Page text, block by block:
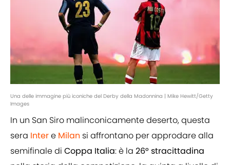
Una delle immagine più iconiche del Derby della Madonnina | Mike Hewitt/Getty
Images
In un San Siro malinconicamente deserto, questa
sera Intere Milan si affrontano per approdare alla
semifinale di Coppa Italia: è la 26° stracittadina